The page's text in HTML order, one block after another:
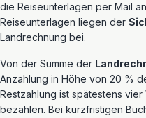
die Reiseunterlagen per Mail
Reiseunterlagen liegen der
Landrechnung bei.
Von der Summe der
Anzahlung in Höhe von 20 %
Restzahlung ist spätestens
bezahlen. Bei kurzfristigen